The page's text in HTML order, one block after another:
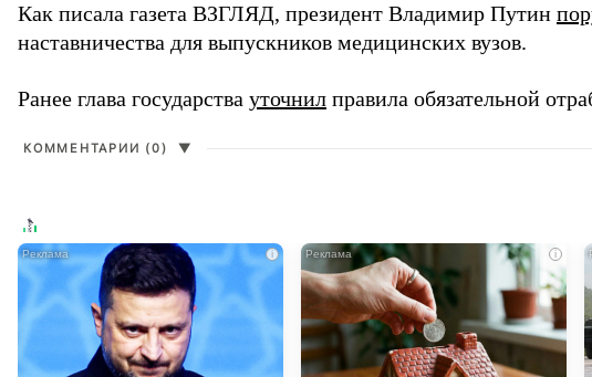
Как писала газета ВЗГЛЯД, президент Владимир Путин
наставничества для выпускников медицинских вузов.
Ранее глава государства уточнил правила обязательной
КОММЕНТАРИИ (0) ▼
i i